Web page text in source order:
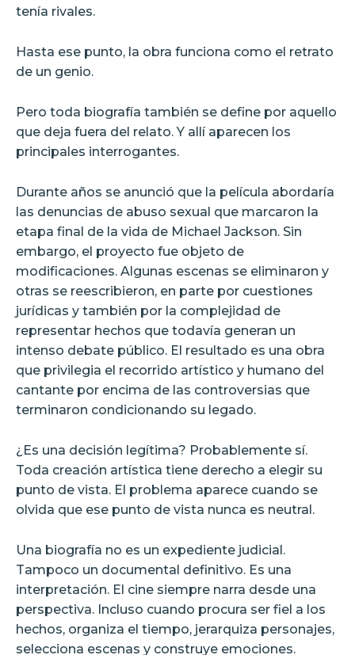
tenía rivales.
Hasta ese punto, la obra funciona como el retrato
de un genio.
Pero toda biografía también se define por aquello
que deja fuera del relato. Y allí aparecen los
principales interrogantes.
Durante años se anunció que la película abordaría
las denuncias de abuso sexual que marcaron la
etapa final de la vida de Michael Jackson. Sin
embargo, el proyecto fue objeto de
modificaciones. Algunas escenas se eliminaron y
otras se reescribieron, en parte por cuestiones
jurídicas y también por la complejidad de
representar hechos que todavía generan un
intenso debate público. El resultado es una obra
que privilegia el recorrido artístico y humano del
cantante por encima de las controversias que
terminaron condicionando su legado.
¿Es una decisión legítima? Probablemente sí.
Toda creación artística tiene derecho a elegir su
punto de vista. El problema aparece cuando se
olvida que ese punto de vista nunca es neutral.
Una biografía no es un expediente judicial.
Tampoco un documental definitivo. Es una
interpretación. El cine siempre narra desde una
perspectiva. Incluso cuando procura ser fiel a los
hechos, organiza el tiempo, jerarquiza personajes,
selecciona escenas y construye emociones.